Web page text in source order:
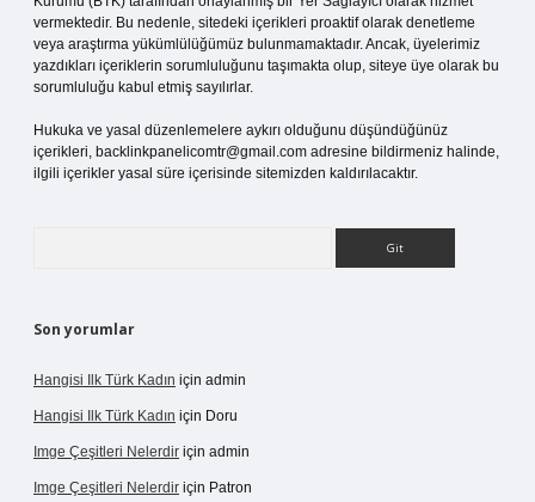
vermektedir. Bu nedenle, sitedeki içerikleri proaktif olarak denetleme
veya araştırma yükümlülüğümüz bulunmamaktadır. Ancak, üyelerimiz
yazdıkları içeriklerin sorumluluğunu taşımakta olup, siteye üye olarak bu
sorumluluğu kabul etmiş sayılırlar.
Hukuka ve yasal düzenlemelere aykırı olduğunu düşündüğünüz
içerikleri, backlinkpanelicomtr@gmail.com adresine bildirmeniz halinde,
ilgili içerikler yasal süre içerisinde sitemizden kaldırılacaktır.
Son yorumlar
Hangisi Ilk Türk Kadın için admin
Hangisi Ilk Türk Kadın için Doru
Imge Çeşitleri Nelerdir için admin
Imge Çeşitleri Nelerdir için Patron